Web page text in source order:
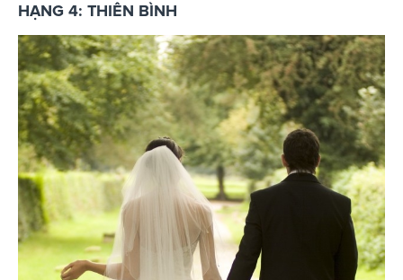
HẠNG 4: THIÊN BÌNH